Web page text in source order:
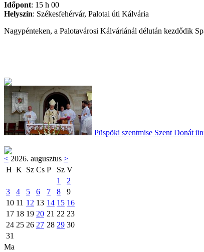
Időpont: 15 h 00
Helyszín: Székesfehérvár, Palotai úti Kálvária
Nagypénteken, a Palotavárosi Kálváriánál délután kezdődik
Püspöki szentmise Szent Donát
< 2026. augusztus >
H K Sz Cs P Sz V
1
2
3
4 5 6 7 8
9
10 11 12 13 14 15 16
17 18 19 20 21 22 23
24 25 26 27 28 29 30
31
Ma